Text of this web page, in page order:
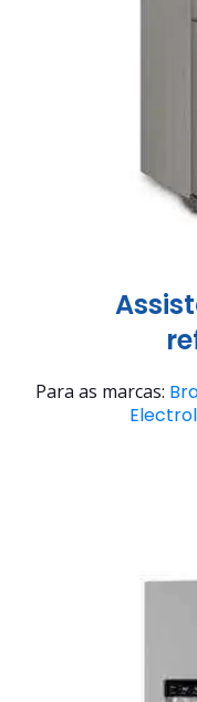
Para as marcas: